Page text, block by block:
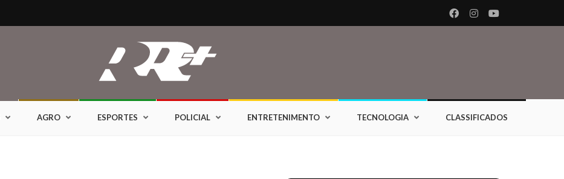
AGRO ESPORTES POLICIAL ENTRETENIMENTO TECNOLOGIA CLASSIFICADOS